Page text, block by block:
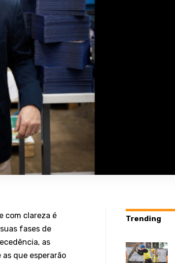
com clareza é
fases de
as
que esperarão
Trending